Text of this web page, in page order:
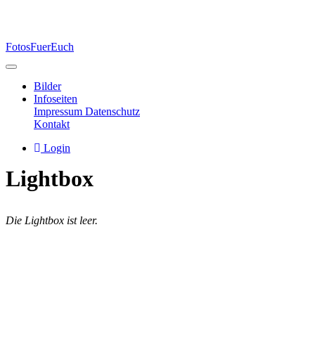
FotosFuerEuch
Bilder
Infoseiten
Impressum Datenschutz
Kontakt
Login
Lightbox
Die Lightbox ist leer.